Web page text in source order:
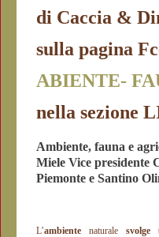
di Caccia &
sulla pagina
ABIENTE-
nella sezione
Ambiente, fauna e
Miele Vice presidente
Piemonte e Santino
L’ambiente naturale